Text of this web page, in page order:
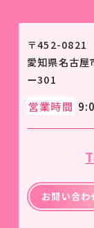
〒452-0821
愛知県名古
ー301
営業時間
お問い合わ